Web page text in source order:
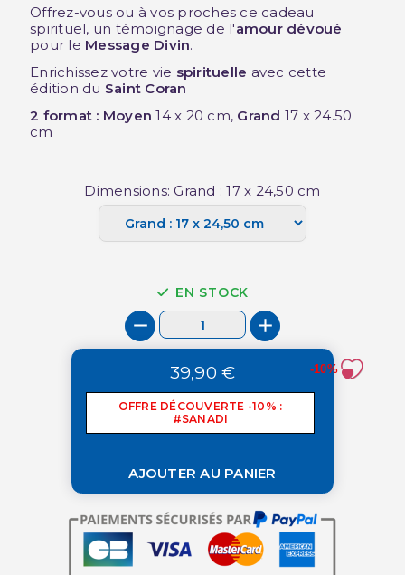
Offrez-vous ou à vos proches ce cadeau
spirituel, un témoignage de l'amour dévoué
pour le Message Divin.
Enrichissez votre vie spirituelle avec cette
édition du Saint Coran
2 format : Moyen14 x 20 cm, Grand 17 x 24.50
cm
Dimensions: Grand : 17 x 24,50 cm
EN STOCK
39,90 €
OFFRE DÉCOUVERTE -10% :
#SANADI
-10%
AJOUTER AU PANIER